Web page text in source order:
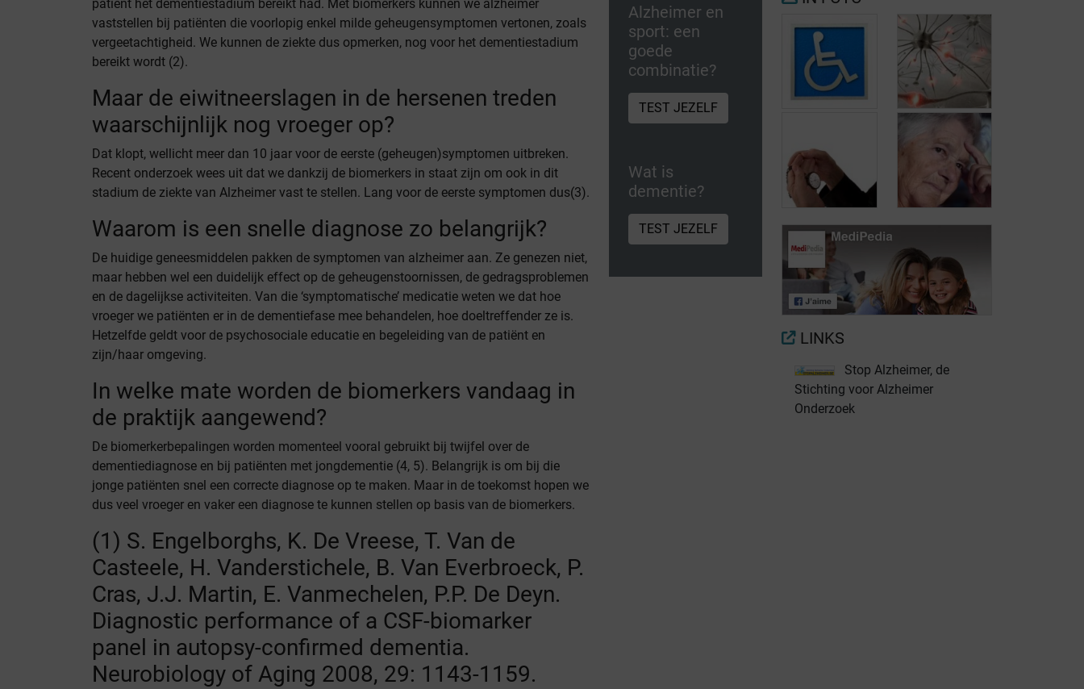
patiënt het dementiestadium bereikt had. Met biomerkers kunnen we alzheimer
vaststellen bij patiënten die voorlopig enkel milde geheugensymptomen vertonen, zoals
vergeetachtigheid. We kunnen de ziekte dus opmerken, nog voor het dementiestadium
bereikt wordt (2).
Maar de eiwitneerslagen in de hersenen treden
waarschijnlijk nog vroeger op?
Dat klopt, wellicht meer dan 10 jaar voor de eerste (geheugen)symptomen uitbreken.
Recent onderzoek wees uit dat we dankzij de biomerkers in staat zijn om ook in dit
stadium de ziekte van Alzheimer vast te stellen. Lang voor de eerste symptomen dus(3).
Waarom is een snelle diagnose zo belangrijk?
De huidige geneesmiddelen pakken de symptomen van alzheimer aan. Ze genezen niet,
maar hebben wel een duidelijk effect op de geheugenstoornissen, de gedragsproblemen
en de dagelijkse activiteiten. Van die ‘symptomatische’ medicatie weten we dat hoe
vroeger we patiënten er in de dementiefase mee behandelen, hoe doeltreffender ze is.
Hetzelfde geldt voor de psychosociale educatie en begeleiding van de patiënt en
zijn/haar omgeving.
In welke mate worden de biomerkers vandaag in
de praktijk aangewend?
De biomerkerbepalingen worden momenteel vooral gebruikt bij twijfel over de
dementiediagnose en bij patiënten met jongdementie (4, 5). Belangrijk is om bij die
jonge patiënten snel een correcte diagnose op te maken. Maar in de toekomst hopen we
dus veel vroeger en vaker een diagnose te kunnen stellen op basis van de biomerkers.
(1) S. Engelborghs, K. De Vreese, T. Van de
Casteele, H. Vanderstichele, B. Van Everbroeck, P.
Cras, J.J. Martin, E. Vanmechelen, P.P. De Deyn.
Diagnostic performance of a CSF-biomarker
panel in autopsy-confirmed dementia.
Neurobiology of Aging 2008, 29: 1143-1159.
Alzheimer en
sport: een
goede
combinatie?
TEST JEZELF
Wat is
dementie?
TEST JEZELF
Welke kortingen
zijn beschikbaar
bij de ziekte van
Alzheimer?
Hoe evolueert
de ziekte van
Alzheimer?
De ziekte van
Alzheimer: niet
alleen
geheugenstoornissen
Gedragsstoornissen
en de ziekte van
Alzheimer
LINKS
Stop Alzheimer, de
Stichting voor Alzheimer
Onderzoek